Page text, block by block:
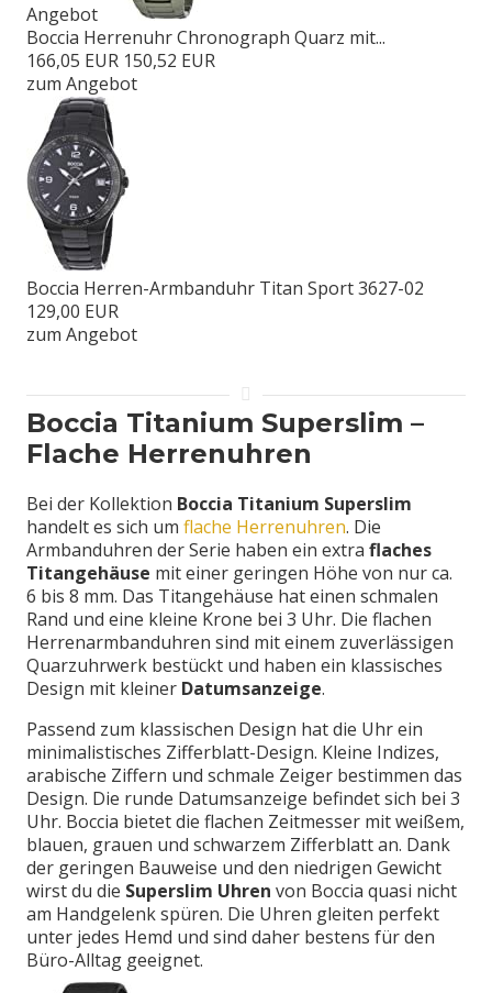
Angebot
Boccia Herrenuhr Chronograph Quarz mit...
166,05 EUR 150,52 EUR
zum Angebot
Boccia Herren-Armbanduhr Titan Sport 3627-02
129,00 EUR
zum Angebot
Boccia Titanium Superslim –
Flache Herrenuhren
Bei der Kollektion Boccia Titanium Superslim
handelt es sich um flache Herrenuhren. Die
Armbanduhren der Serie haben ein extra flaches
Titangehäuse mit einer geringen Höhe von nur ca.
6 bis 8 mm. Das Titangehäuse hat einen schmalen
Rand und eine kleine Krone bei 3 Uhr. Die flachen
Herrenarmbanduhren sind mit einem zuverlässigen
Quarzuhrwerk bestückt und haben ein klassisches
Design mit kleiner Datumsanzeige.
Passend zum klassischen Design hat die Uhr ein
minimalistisches Zifferblatt-Design. Kleine Indizes,
arabische Ziffern und schmale Zeiger bestimmen das
Design. Die runde Datumsanzeige befindet sich bei 3
Uhr. Boccia bietet die flachen Zeitmesser mit weißem,
blauen, grauen und schwarzem Zifferblatt an. Dank
der geringen Bauweise und den niedrigen Gewicht
wirst du die Superslim Uhren von Boccia quasi nicht
am Handgelenk spüren. Die Uhren gleiten perfekt
unter jedes Hemd und sind daher bestens für den
Büro-Alltag geeignet.